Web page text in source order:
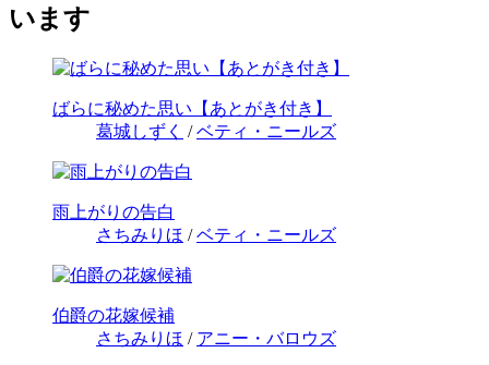
います
ばらに秘めた思い【あとがき付き】
葛城しずく /ベティ・ニールズ
雨上がりの告白
さちみりほ /ベティ・ニールズ
伯爵の花嫁候補
さちみりほ / アニー・バロウズ